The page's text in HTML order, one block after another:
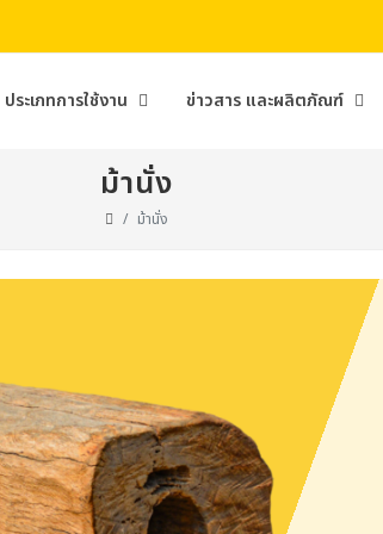
ประเภทการใช้งาน ข่าวสาร และผลิตภัณฑ์
ม้านั่ง
ม้านั่ง